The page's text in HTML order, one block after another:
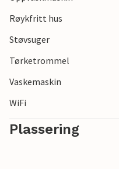
Røykfritt hus
Støvsuger
Tørketrommel
Vaskemaskin
WiFi
Plassering